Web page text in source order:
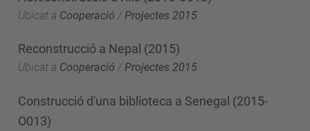
Ubicat a Cooperació / Projectes 2015
Reconstrucció a Nepal (2015)
Ubicat a Cooperació /Projectes 2015
Construcció d'una biblioteca a Senegal (2015-
O013)